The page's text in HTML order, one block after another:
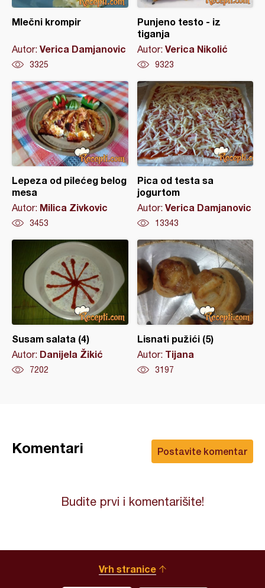
Mlečni krompir
Autor: Verica Damjanovic
3325
Punjeno testo - iz
tiganja
Autor: Verica Nikolić
9323
Lepeza od pilećeg belog
mesa
Autor: Milica Zivkovic
3453
Pica od testa sa
jogurtom
Autor: Verica Damjanovic
13343
Susam salata (4)
Autor: Danijela Žikić
7202
Lisnati pužići (5)
Autor: Tijana
3197
Postavite komentar
Komentari
Budite prvi i komentarišite!
Vrh stranice